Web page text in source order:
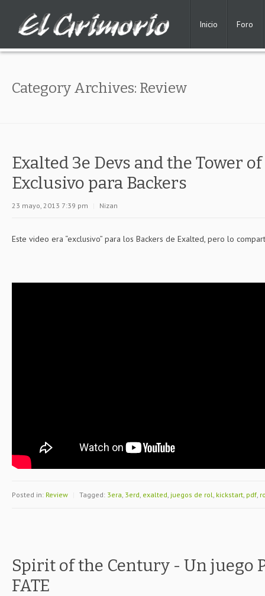
Inicio Foro
Category Archives: Review
Exalted 3e Devs and the Tower
Exclusivo para Backers
23 mayo, 2013 7:39 pm Nizan
Este video era “exclusivo” para los Backers de Exalted, pero lo
Posted in: Review Tagged: 3era, 3erd, exalted, juegos de rol, kickstart, pdf,
Spirit of the Century - Un juego
FATE